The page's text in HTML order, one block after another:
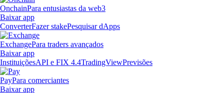
OnchainPara entusiastas da web3
Baixar app
ConverterFazer stakePesquisar dApps
ExchangePara traders avançados
Baixar app
InstituiçõesAPI e FIX 4.4TradingViewPrevisões
PayPara comerciantes
Baixar app